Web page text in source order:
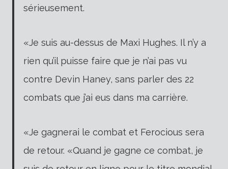
sérieusement.
«Je suis au-dessus de Maxi Hughes. Il n’y a
rien qu’il puisse faire que je n’ai pas vu
contre Devin Haney, sans parler des 22
combats que j’ai eus dans ma carrière.
«Je gagnerai le combat et Ferocious sera
de retour. «Quand je gagne ce combat, je